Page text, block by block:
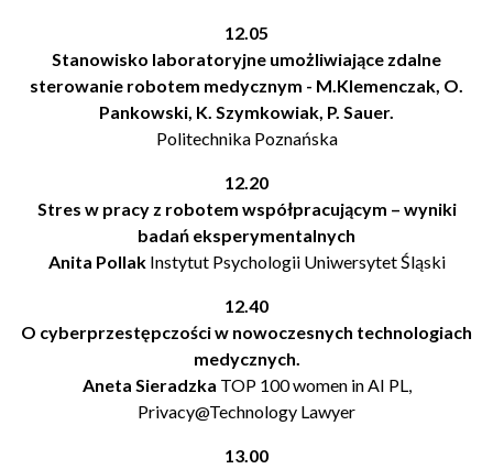
12.05
Stanowisko laboratoryjne umożliwiające zdalne
sterowanie robotem medycznym - M.Klemenczak, O.
Pankowski, K. Szymkowiak, P. Sauer.
Politechnika Poznańska
12.20
Stres w pracy z robotem współpracującym – wyniki
badań eksperymentalnych
Anita Pollak Instytut Psychologii Uniwersytet Śląski
12.40
O cyberprzestępczości w nowoczesnych technologiach
medycznych.
Aneta Sieradzka TOP 100 women in AI PL,
Privacy@Technology Lawyer
13.00